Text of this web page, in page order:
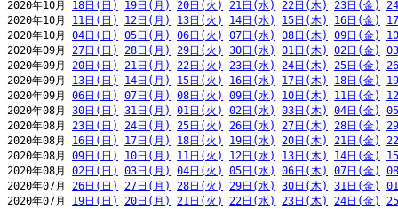
2020年10月 18日(日) 19日(月) 20日(火) 21日(水) 22日(木) 23日(金)
2020年10月 11日(日) 12日(月) 13日(火) 14日(水) 15日(木) 16日(金)
2020年10月 04日(日) 05日(月) 06日(火) 07日(水) 08日(木) 09日(金)
2020年09月 27日(日) 28日(月) 29日(火) 30日(水) 01日(木) 02日(金)
2020年09月 20日(日) 21日(月) 22日(火) 23日(水) 24日(木) 25日(金)
2020年09月 13日(日) 14日(月) 15日(火) 16日(水) 17日(木) 18日(金)
2020年09月 06日(日) 07日(月) 08日(火) 09日(水) 10日(木) 11日(金)
2020年08月 30日(日) 31日(月) 01日(火) 02日(水) 03日(木) 04日(金)
2020年08月 23日(日) 24日(月) 25日(火) 26日(水) 27日(木) 28日(金)
2020年08月 16日(日) 17日(月) 18日(火) 19日(水) 20日(木) 21日(金)
2020年08月 09日(日) 10日(月) 11日(火) 12日(水) 13日(木) 14日(金)
2020年08月 02日(日) 03日(月) 04日(火) 05日(水) 06日(木) 07日(金)
2020年07月 26日(日) 27日(月) 28日(火) 29日(水) 30日(木) 31日(金)
2020年07月 19日(日) 20日(月) 21日(火) 22日(水) 23日(木) 24日(金)